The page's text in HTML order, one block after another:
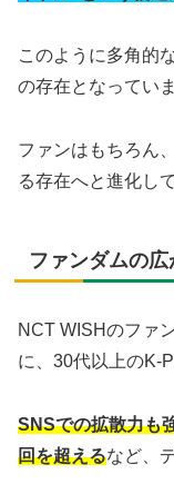
このように多角的
の存在となっていま
ファンはもちろん
る存在へと進化し
ファンダムの
NCT WISHのファ
に、30代以上のK-
SNSでの拡散力も
回を超えるなど、